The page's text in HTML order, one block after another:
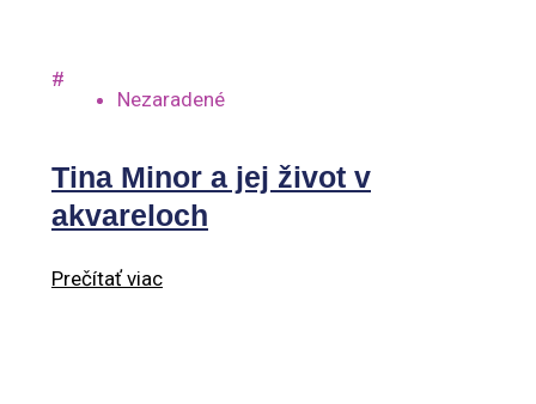
#
Nezaradené
Tina Minor a jej život v
akvareloch
Prečítať viac